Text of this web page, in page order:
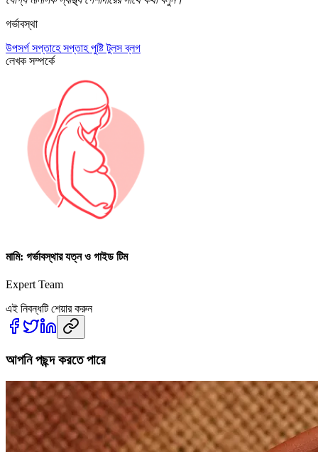
গর্ভাবস্থা
উপসর্গ সপ্তাহে সপ্তাহপুষ্টিটুলসব্লগ
লেখক সম্পর্কে
মামি: গর্ভাবস্থার যত্ন ও গাইড টিম
Expert Team
এই নিবন্ধটি শেয়ার করুন
আপনি পছন্দ করতে পারে